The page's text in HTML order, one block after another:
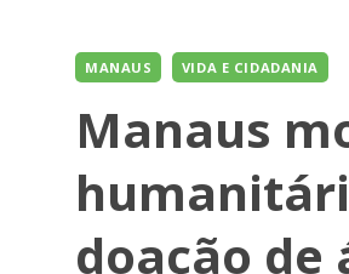
MANAUS VIDA E CIDADANIA
Manaus
doação de